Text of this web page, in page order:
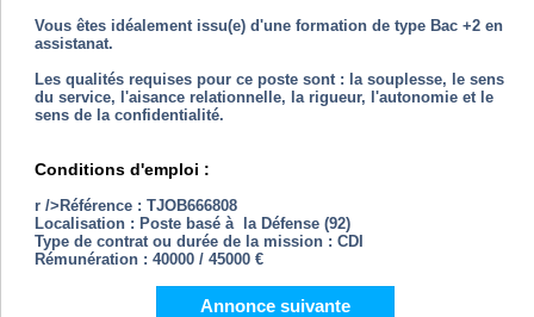
Vous êtes idéalement issu(e) d'une formation de type Bac +2 en
assistanat.
Les qualités requises pour ce poste sont : la souplesse, le sens
du service, l'aisance relationnelle, la rigueur, l'autonomie et le
sens de la confidentialité.
Conditions d'emploi :
r />Référence : TJOB666808
Localisation : Poste basé à la Défense (92)
Type de contrat ou durée de la mission : CDI
Rémunération : 40000 / 45000 €
Annonce suivante